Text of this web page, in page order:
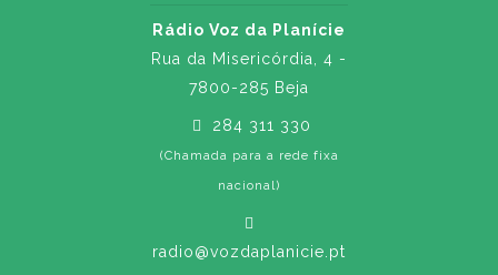
Rádio Voz da Planície
Rua da Misericórdia, 4 -
7800-285 Beja
284 311 330
(Chamada para a rede fixa
nacional)
radio@vozdaplanicie.pt